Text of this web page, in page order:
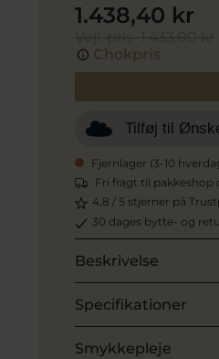
Vejl. pris1.433,00 kr
1.438,40 kr
Chokpris
Tilføj til
Fjernlager (3-10
Fri fragt til pakkeshop
4,8 / 5 stjerner på
30 dages bytte- og
Beskrivelse
Specifikationer
Smykkepleje